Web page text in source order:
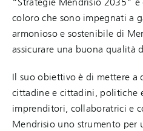
coloro che sono impegnati a
armonioso e sostenibile di
assicurare una buona qualità
Il suo obiettivo è di mettere a
cittadine e cittadini, politiche
imprenditori, collaboratrici e
Mendrisio uno strumento